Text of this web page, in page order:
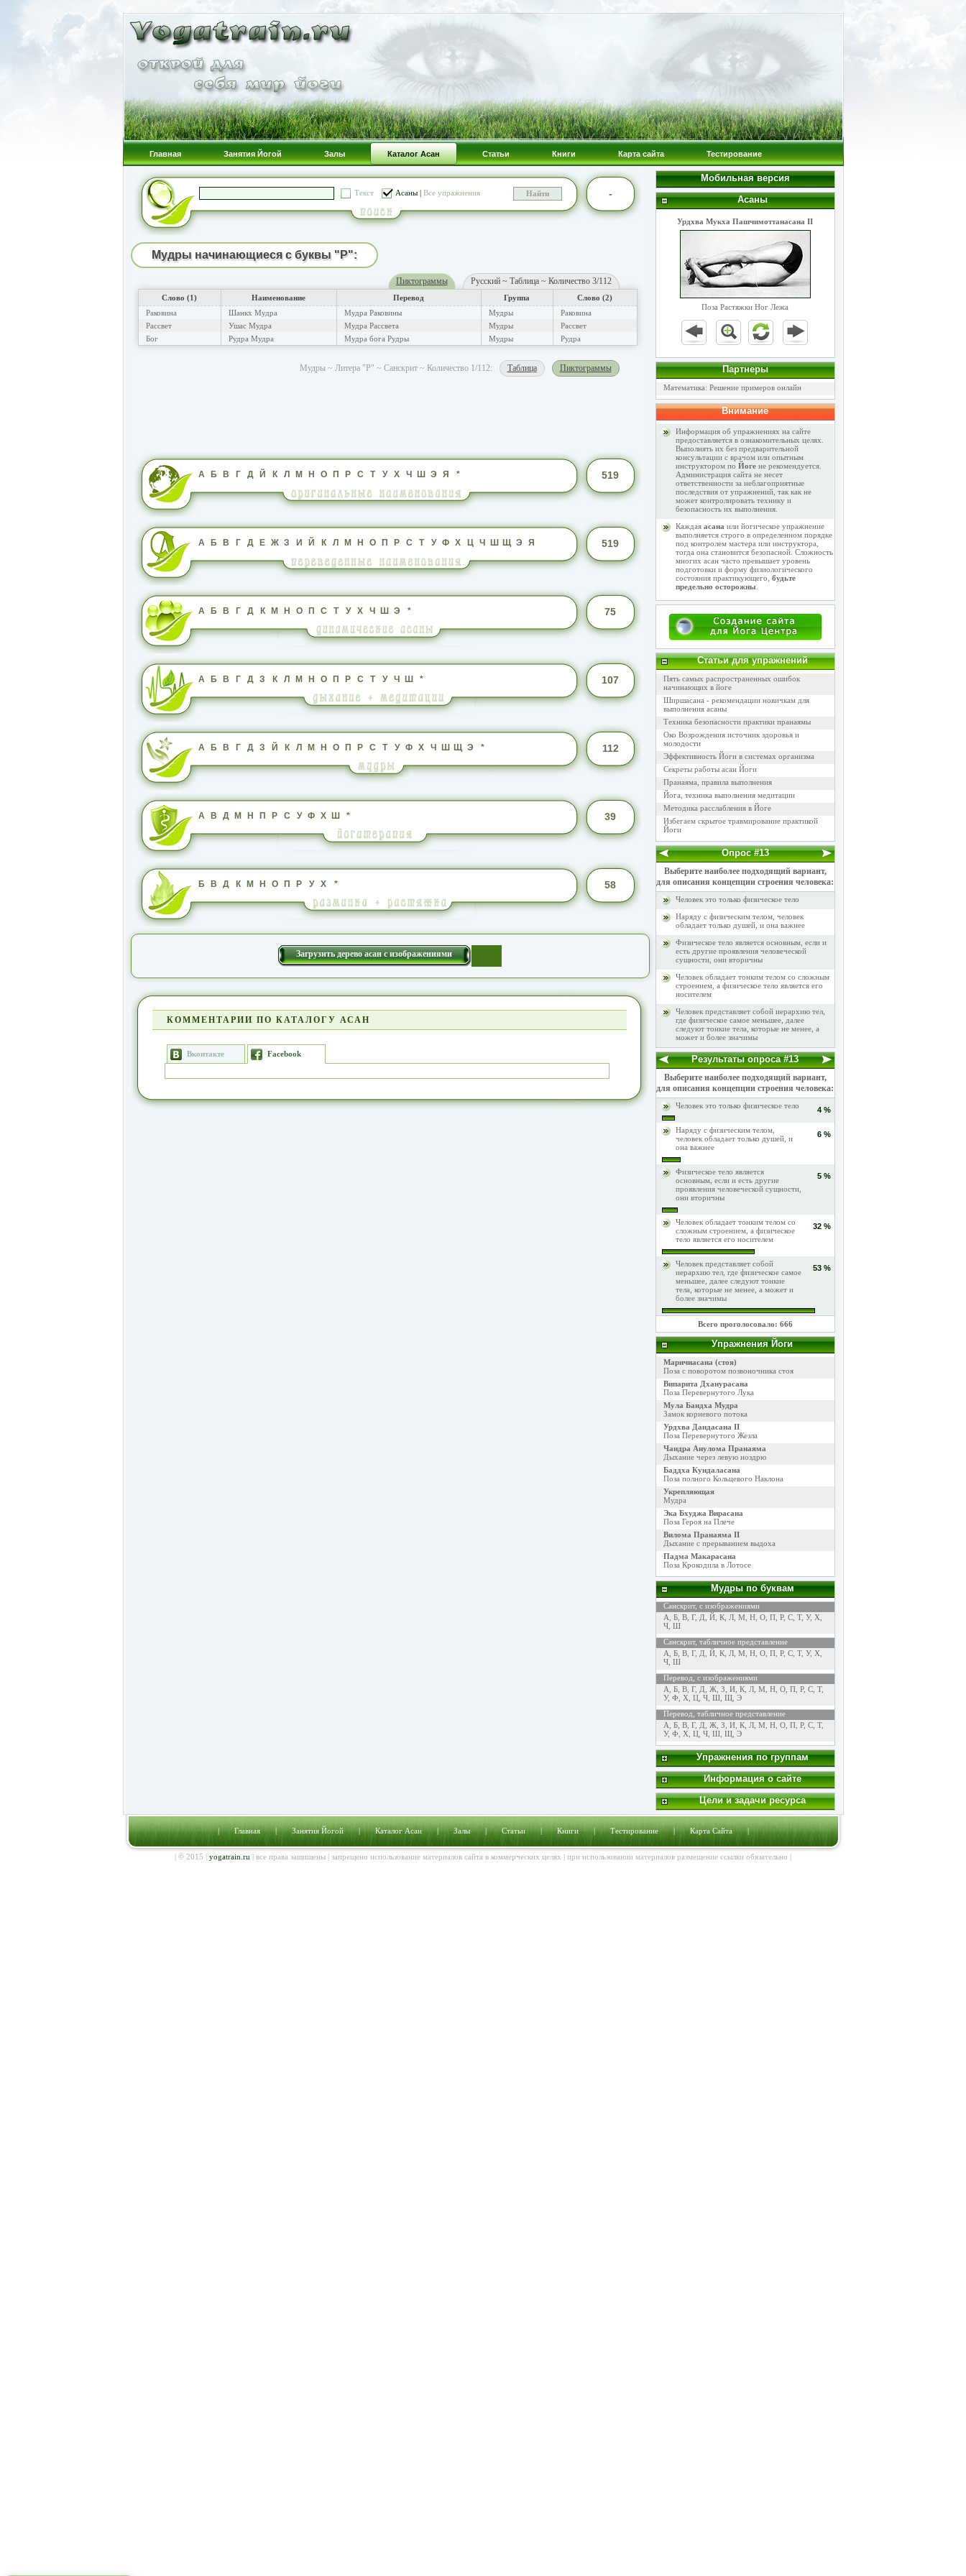
Главная Занятия Йогой Залы Каталог Асан Статьи Книги Карта сайта Тестирование
Текст Асаны| Все упражнения -
Мудры начинающиеся с буквы "Р":
Русский ~ Таблица ~ Количество 3/112
Пиктограммы
Слово (1) Наименование Перевод Группа
Слово (2)
Раковина
Шанкх Мудра Мудра Раковины Мудры
Раковина
Рассвет
Ушас Мудра Мудра Рассвета Мудры
Рассвет
Бог
Рудра Мудра Мудра бога Рудры Мудры Рудра
Пиктограммы
Таблица
Мудры ~ Литера "Р" ~ Санскрит ~ Количество 1/112:
А Б В Г Д Й К Л М Н О П Р С Т У Х Ч Ш Э Я * 519
А Б В Г Д Е Ж З И Й К Л М Н О П Р С Т У Ф Х Ц Ч Ш Щ Э Я 519
А Б В Г Д К М Н О П С Т У Х Ч Ш Э * 75
А Б В Г Д З К Л М Н О П Р С Т У Ч Ш * 107
А Б В Г Д З Й К Л М Н О П Р С Т У Ф Х Ч Ш Щ Э * 112
А В Д М Н П Р С У Ф Х Ш * 39
Б В Д К М Н О П Р У Х * 58
Загрузить дерево асан с изображениями
КОММЕНТАРИИ ПО КАТАЛОГУ АСАН
Вконтакте Facebook
Мобильная версия
Асаны
Урдхва Мукха Пашчимоттанасана II
Поза Растяжки Ног Лежа
Партнеры
Математика: Решение примеров онлайн
Внимание
Информация об упражнениях на сайте
предоставляется в ознакомительных целях.
Выполнять их без предварительной
консультации с врачом или опытным
инструктором по Йогене рекомендуется.
Администрация сайта не несет
ответственности за неблагоприятные
последствия от упражнений, так как не
может контролировать технику и
безопасность их выполнения.
Каждая асана или йогическое упражнение
выполняется строго в определенном порядке
под контролем мастера или инструктора,
тогда она становится безопасной. Сложность
многих асан часто превышает уровень
подготовки и форму физиологического
состояния практикующего, будьте
предельно осторожны
Статьи для упражнений
Пять самых распространенных ошибок
начинающих в йоге
Ширшасана - рекомендации новичкам для
выполнения асаны
Техника безопасности практики пранаямы
Око Возрождения источник здоровья и
молодости
Эффективность Йоги в системах организма
Секреты работы асан Йоги
Пранаяма, правила выполнения
Йога, техника выполнения медитации
Методика расслабления в Йоге
Избегаем скрытое травмирование практикой
Йоги
Опрос #13
Выберите наиболее подходящий вариант,
для описания концепции строения человека:
Человек это только физическое тело
Наряду с физическим телом, человек
обладает только душей, и она важнее
Физическое тело является основным, если и
есть другие проявления человеческой
сущности, они вторичны
Человек обладает тонким телом со сложным
строением, а физическое тело является его
носителем
Человек представляет собой иерархию тел,
где физическое самое меньшее, далее
следуют тонкие тела, которые не менее, а
может и более значимы
Результаты опроса #13
Выберите наиболее подходящий вариант,
для описания концепции строения человека:
Человек это только физическое тело 4 %
Наряду с физическим телом,
человек обладает только душей, и
она важнее
6 %
Физическое тело является
основным, если и есть другие
проявления человеческой сущности,
они вторичны
5 %
Человек обладает тонким телом со
сложным строением, а физическое
тело является его носителем
32 %
Человек представляет собой
иерархию тел, где физическое самое
меньшее, далее следуют тонкие
тела, которые не менее, а может и
более значимы
53 %
Всего проголосовало: 666
Упражнения Йоги
Маричиасана (стоя)
Поза с поворотом позвоночника стоя
Випарита Дханурасана
Поза Перевернутого Лука
Мула Бандха Мудра
Замок корневого потока
Урдхва Дандасана II
Поза Перевернутого Жезла
Чандра Анулома Пранаяма
Дыхание через левую ноздрю
Баддха Кундаласана
Поза полного Кольцевого Наклона
Укрепляющая
Мудра
Эка Бхуджа Вирасана
Поза Героя на Плече
Вилома Пранаяма II
Дыхание с прерыванием выдоха
Падма Макарасана
Поза Крокодила в Лотосе
Мудры по буквам
Санскрит, с изображениями
А Б, В, Г, Д Й, К, Л, М Н, О, П, Р, С, Т, У, Х
Ч, Ш
Санскрит, табличное представление
А Б, В, Г, Д Й, К, Л, М Н, О, П, Р, С, Т, У, Х
Ч, Ш
Перевод, с изображениями
А Б, В, Г, Д Ж, З И, К, Л, М Н, О, П, Р, С, Т,
У, Ф Х Ц, Ч, Ш, Щ, Э
Перевод, табличное представление
А Б, В, Г, Д Ж, З И, К, Л, М Н, О, П, Р, С, Т,
У, Ф Х Ц, Ч, Ш, Щ, Э
Упражнения по группам
Информация о сайте
Цели и задачи ресурса
|Главная|Занятия Йогой|Каталог Асан|Залы|Статьи|Книги|Тестирование|Карта Сайта|
| © 2015 | yogatrain.ru | все права защищены | запрещено использование материалов сайта в коммерческих целях | при использовании материалов размещение ссылки обязательно |